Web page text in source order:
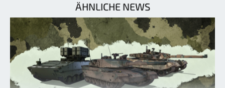
ÄHNLICHE NEWS